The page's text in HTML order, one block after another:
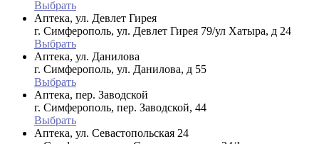
Выбрать
Аптека, ул. Девлет Гирея
г. Симферополь, ул. Девлет Гирея 79/ул Хатыра, д 24
Выбрать
Аптека, ул. Данилова
г. Симферополь, ул. Данилова, д 55
Выбрать
Аптека, пер. Заводской
г. Симферополь, пер. Заводской, 44
Выбрать
Аптека, ул. Севастопольская 24